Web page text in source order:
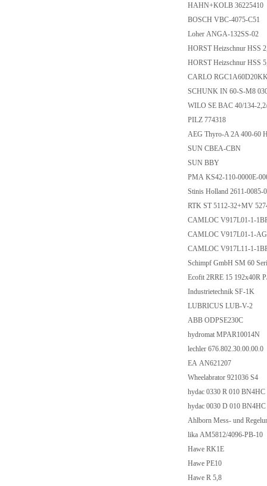
HAHN+KOLB 36225410
BOSCH VBC-4075-C51
Loher ANGA-132SS-02
HORST Heizschnur HSS
HORST Heizschnur HSS
CARLO
SCHUNK IN 60-S-M8
WILO SE BAC 40/134-
PILZ 774318
AEG Thyro-A 2A 400-60
SUN CBEA-CBN
SUN BBY
PMA KS42-110-0000E-
Stinis Holland 2611-
RTK ST 5112-32+MV
CAMLOC V917L01-1-
CAMLOC V917L01-1-
CAMLOC V917L11-1-
Schimpf GmbH SM 60
Ecofit 2RRE 15 192x40R
Industrietechnik SF-1K
LUBRICUS LUB-V-2
ABB ODPSE230C
hydromat MPAR10014N
lechler 676.802.30.00.00.0
EA AN621207
Wheelabrator 921036 S4
hydac 0330 R 010
hydac 0030 D 010
Ahlborn Mess- und
lika AM5812/4096-PB-10
Hawe RK1E
Hawe PE10
Hawe R 5,8